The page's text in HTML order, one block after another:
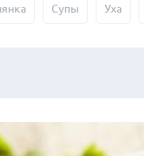
Супы Уха